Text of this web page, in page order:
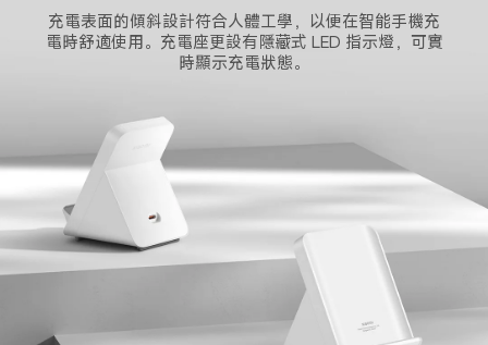
充電表面的傾斜設計符合人體工學，以便在智能手機充
電時舒適使用。充電座更設有隱藏式 LED 指示燈，可實
時顯示充電狀態。